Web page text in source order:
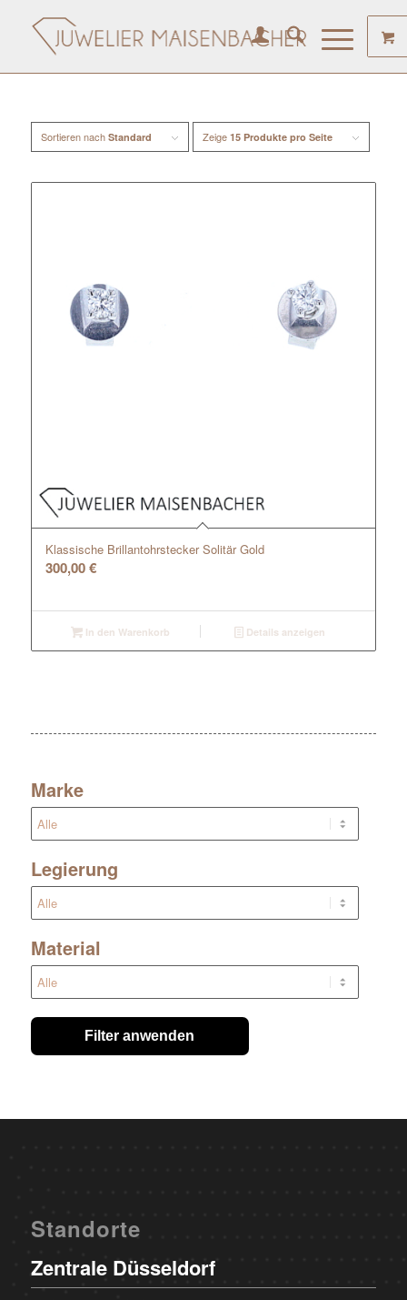
Sortieren nach Standard Zeige 15 Produkte pro Seite
Klassische Brillantohrstecker Solitär Gold
300,00€
In den Warenkorb Details anzeigen
Marke
Legierung
Material
Filter anwenden
Standorte
Zentrale Düsseldorf